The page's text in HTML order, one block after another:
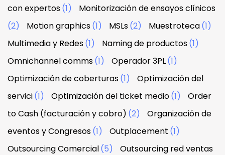
con expertos(1)
Monitorización de ensayos clínicos
(2)
Motion graphics(1) MSLs(2) Muestroteca(1)
Multimedia y Redes(1) Naming de productos(1)
Omnichannel comms(1) Operador 3PL(1)
Optimización de coberturas(1)
Optimización del
servici(1) Optimización del ticket medio(1)
Order
to Cash (facturación y cobro) (2)
Organización de
eventos y Congresos(1) Outplacement (1)
Outsourcing Comercial(5)
Outsourcing red ventas